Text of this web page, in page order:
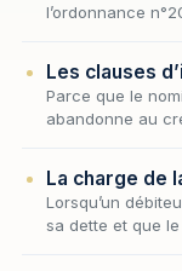
l’ordonnance
de sommes
Les clauses
Parce que le
abandonne au
paiement des
La charge de
Lorsqu’un
sa dette et que